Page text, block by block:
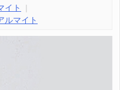
イト
ルマイト